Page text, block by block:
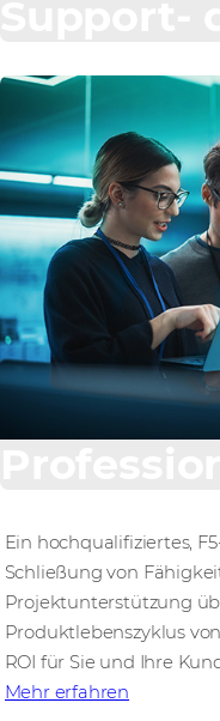
Ein hochqualifiziertes,
Schließung von
Projektunterstützung
Produktlebenszyklus
ROI für Sie und Ihre
Mehr erfahren